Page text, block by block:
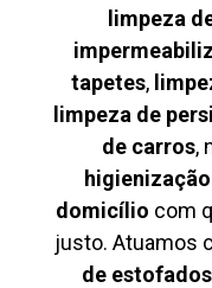
limpeza
tapetes,
limpeza de
de carros,
domicílio com
justo. Atuamos
de